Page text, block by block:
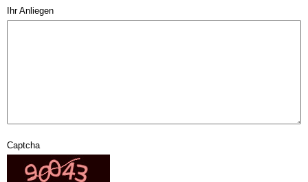
Ihr Anliegen
Captcha